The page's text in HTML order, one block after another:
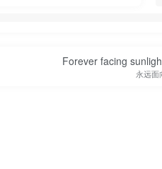
Forever facing
永远面